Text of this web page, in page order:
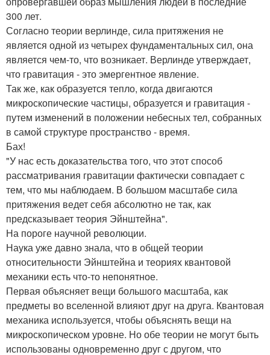
300 лет.
Согласно теории верлинде, сила притяжения не
является одной из четырех фундаментальных сил, она
является чем-то, что возникает. Верлинде утверждает,
что гравитация - это эмергентное явление.
Так же, как образуется тепло, когда двигаются
микроскопические частицы, образуется и гравитация -
путем изменений в положении небесных тел, собранных
в самой структуре пространство - время.
Бах!
"У нас есть доказательства того, что этот способ
рассматривания гравитации фактически совпадает с
тем, что мы наблюдаем. В большом масштабе сила
притяжения ведет себя абсолютно не так, как
предсказывает теория Эйнштейна".
На пороге научной революции.
Наука уже давно знала, что в общей теории
относительности Эйнштейна и теориях квантовой
механики есть что-то непонятное.
Первая объясняет вещи большого масштаба, как
предметы во вселенной влияют друг на друга. Квантовая
механика используется, чтобы объяснять вещи на
микроскопическом уровне. Но обе теории не могут быть
использованы одновременно друг с другом, что